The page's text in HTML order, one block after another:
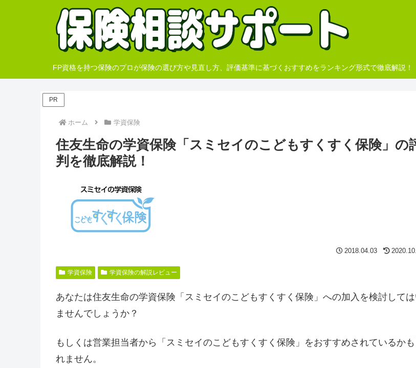
FP資格を持つ保険のプロが保険の選び方や見直し方、評価基準に基づくおすすめをランキング形式で徹底解説！
PR
ホーム 学資保険
住友生命の学資保険「スミセイのこどもすくすく保険」の
判を徹底解説！
2018.04.03
学資保険 学資保険の解説レビュー
あなたは住友生命の学資保険「スミセイのこどもすくすく保険」への加入を検討して
ませんでしょうか？
もしくは営業担当者から「スミセイのこどもすくすく保険」をおすすめされているかも
れません。